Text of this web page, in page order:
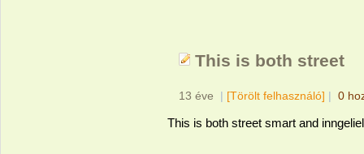
This is both street
13 éve | [Törölt felhasználó] | 0
This is both street smart and